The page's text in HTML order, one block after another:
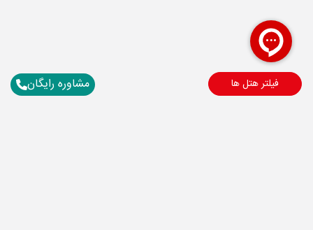
فیلتر هتل ها مشاوره رایگان